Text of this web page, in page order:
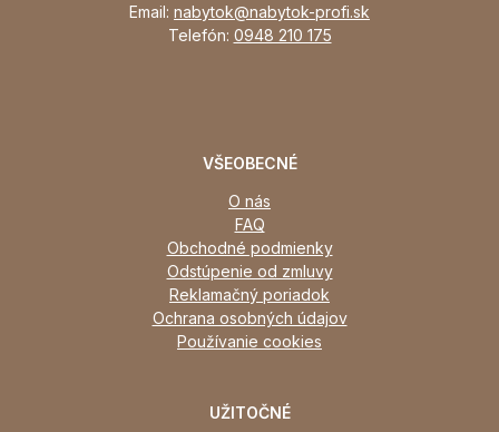
Email: nabytok@nabytok-profi.sk
Telefón: 0948 210 175
VŠEOBECNÉ
O nás
FAQ
Obchodné podmienky
Odstúpenie od zmluvy
Reklamačný poriadok
Ochrana osobných údajov
Používanie cookies
UŽITOČNÉ